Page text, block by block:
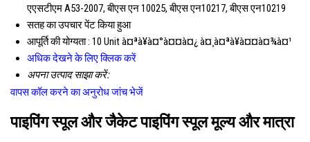
एएसटीएम A53-2007, बीएस एन 10025, बीएस एन10217, बीएस एन10219
सतह का उपचारपेंट किया हुआ
आपूर्ति की योग्यता : 10 Unit à¤ªà¥à¤°à¤¤à¤¿ à¤¸à¤ªà¥à¤¤à¤¾à¤¹
अधिक देखने के लिए क्लिक करें
अपना उत्पाद साझा करें:
वापस कॉल करने का अनुरोधजांच भेजें
पाइपिंग स्पूल और जैकेट पाइपिंग स्पूल मूल्य और मात्रा